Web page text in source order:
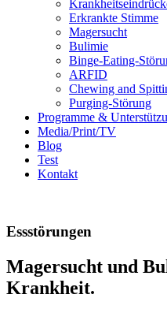
Erkrankte Stimme
Magersucht
Bulimie
Binge-Eating-
ARFID
Chewing and
Purging-Störung
Programme &
Media/Print/TV
Blog
Test
Kontakt
Essstörungen
Magersucht und
Krankheit.